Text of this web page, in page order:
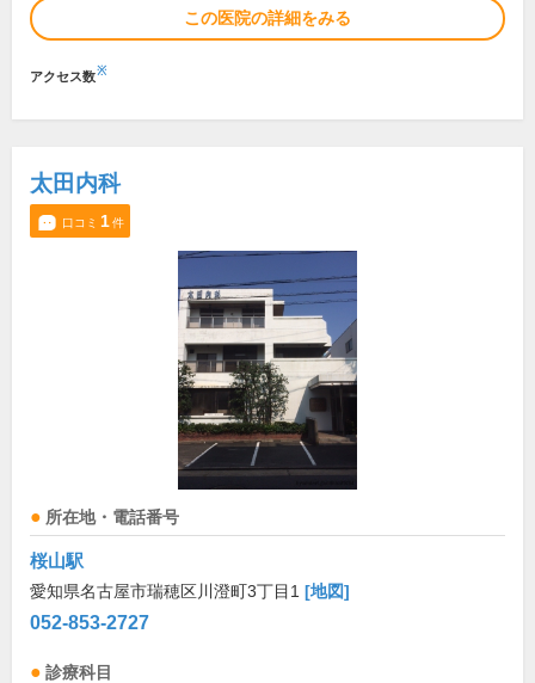
この医院の詳細をみる
アクセス数※
太田内科
口コミ 1件
所在地・電話番号
桜山駅
愛知県名古屋市瑞穂区川澄町3丁目1 [地図]
052-853-2727
診療科目